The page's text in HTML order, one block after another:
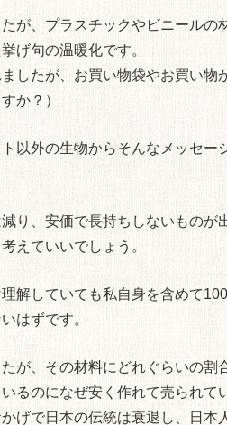
が、プラスチックやビニールの
げ句の温暖化です。
したが、お買い物袋やお買い物
か？）
以外の生物からそんなメッセー
り、安価で長持ちしないものが
えていいでしょう。
解していても私自身を含めて
はずです。
が、その材料にどれぐらいの割
るのになぜ安く作れて売られて
げで日本の伝統は衰退し、日本